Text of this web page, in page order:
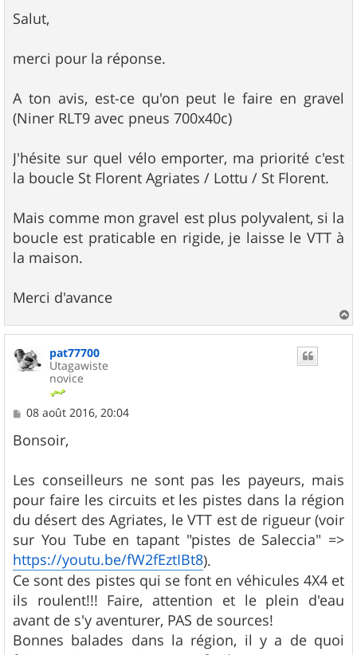
s
s
g
e
Salut,
merci pour la réponse.
A ton avis, est-ce qu'on peut le faire en gravel
(Niner RLT9 avec pneus 700x40c)
J'hésite sur quel vélo emporter, ma priorité c'est
la boucle St Florent Agriates / Lottu / St Florent.
Mais comme mon gravel est plus polyvalent, si la
boucle est praticable en rigide, je laisse le VTT à
la maison.
Merci d'avance
a
pat77700
Utagawiste
novice
M
s
s
g
e
08 août 2016, 20:04
Bonsoir,
Les conseilleurs ne sont pas les payeurs, mais
pour faire les circuits et les pistes dans la région
du désert des Agriates, le VTT est de rigueur (voir
sur You Tube en tapant "pistes de Saleccia" =>
https://youtu.be/fW2fEztIBt8).
Ce sont des pistes qui se font en véhicules 4X4 et
ils roulent!!! Faire, attention et le plein d'eau
avant de s'y aventurer, PAS de sources!
Bonnes balades dans la région, il y a de quoi